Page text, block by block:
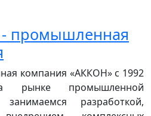
промышленная
компания «АККОН» с 1992
рынке промышленной
разработкой,